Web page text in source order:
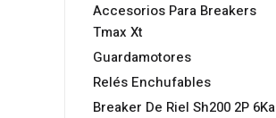
Accesorios Para Breakers
Tmax Xt
Guardamotores
Relés Enchufables
Breaker De Riel Sh200 2P 6Ka